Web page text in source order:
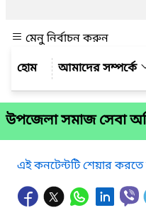
মেনু নির্বাচন করুন
আমাদের সম্পর্কে
উপজেলা সমাজ সেবা
এই কনটেন্টটি শেয়ার